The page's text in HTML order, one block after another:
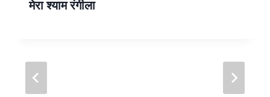
मेरा श्याम रंगीला